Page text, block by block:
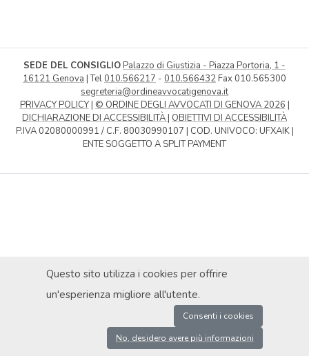
Questo sito utilizza i cookies per offrire
un'esperienza migliore all'utente.
Consenti i cookies
No, desidero avere più informazioni
SEDE DEL CONSIGLIOPalazzo di Giustizia - Piazza Portoria, 1 -
16121 Genova | Tel 010.566217 - 010.566432Fax 010.565300
segreteria@ordineavvocatigenova.it
PRIVACY POLICY| © ORDINE DEGLI AVVOCATI DI GENOVA 2026 |
DICHIARAZIONE DI ACCESSIBILITÀ| OBIETTIVI DI ACCESSIBILITÀ
P.IVA 02080000991 / C.F. 80030990107 | COD. UNIVOCO: UFXAIK |
ENTE SOGGETTO A SPLIT PAYMENT